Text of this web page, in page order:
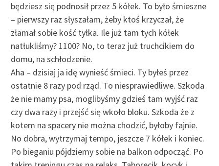
będziesz się podnosił przez 5 kółek. To było śmieszne
– pierwszy raz słyszałam, żeby ktoś krzyczał, że
złamał sobie kość tyłka. Ile już tam tych kółek
natłukliśmy? 1100? No, to teraz już truchcikiem do
domu, na schłodzenie.
Aha – dzisiaj ja idę wynieść śmieci. Ty byłeś przez
ostatnie 8 razy pod rząd. To niesprawiedliwe. Szkoda
że nie mamy psa, moglibyśmy gdzieś tam wyjść raz
czy dwa razy i przejść się wkoło bloku. Szkoda że z
kotem na spacery nie można chodzić, byłoby fajnie.
No dobra, wytrzymaj tempo, jeszcze 7 kółek i koniec.
Po bieganiu pójdziemy sobie na balkon odpocząć. Po